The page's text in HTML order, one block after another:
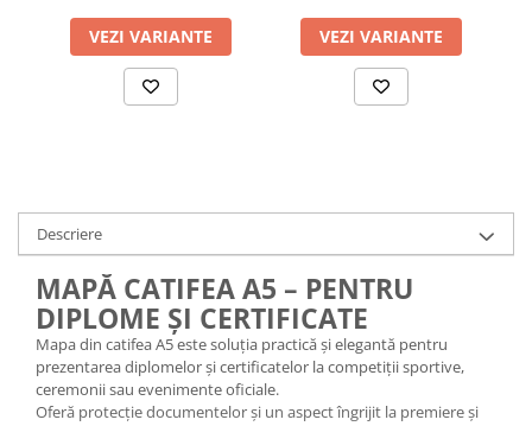
VEZI VARIANTE VEZI VARIANTE
Descriere
MAPĂ CATIFEA A5 – PENTRU
DIPLOME ȘI CERTIFICATE
Mapa din catifea A5 este soluția practică și elegantă pentru
prezentarea diplomelor și certificatelor la competiții sportive,
ceremonii sau evenimente oficiale.
Oferă protecție documentelor și un aspect îngrijit la premiere și